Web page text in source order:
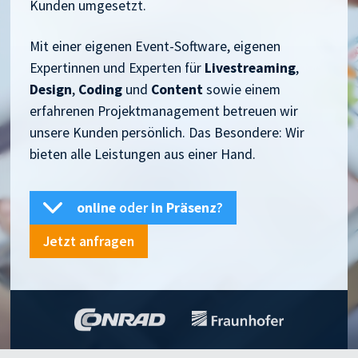
Kunden umgesetzt.
Mit einer eigenen Event-Software, eigenen
Expertinnen und Experten für Livestreaming,
Design, Coding und Contentsowie einem
erfahrenen Projektmanagement betreuen wir
unsere Kunden persönlich. Das Besondere: Wir
bieten alle Leistungen aus einer Hand.
online oderin Präsenz?
Jetzt anfragen